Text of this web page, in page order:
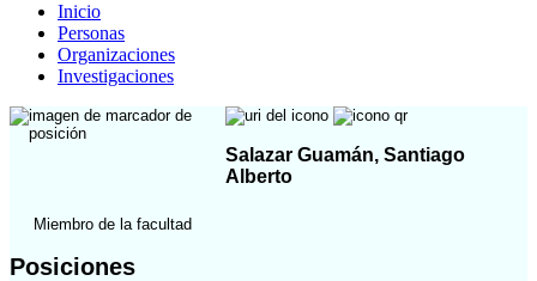
Inicio
Personas
Organizaciones
Investigaciones
Salazar Guamán, Santiago
Alberto
Miembro de la facultad
Posiciones